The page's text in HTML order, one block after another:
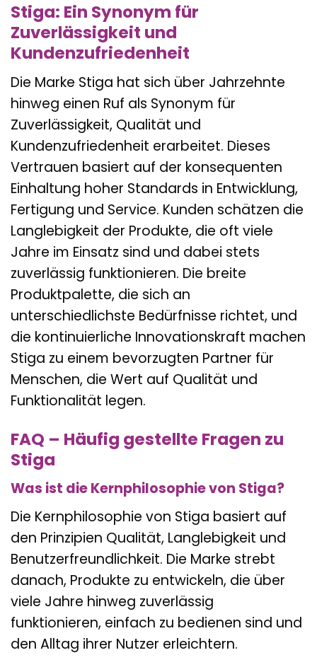
Stiga: Ein Synonym für
Zuverlässigkeit und
Kundenzufriedenheit
Die Marke Stiga hat sich über Jahrzehnte
hinweg einen Ruf als Synonym für
Zuverlässigkeit, Qualität und
Kundenzufriedenheit erarbeitet. Dieses
Vertrauen basiert auf der konsequenten
Einhaltung hoher Standards in Entwicklung,
Fertigung und Service. Kunden schätzen die
Langlebigkeit der Produkte, die oft viele
Jahre im Einsatz sind und dabei stets
zuverlässig funktionieren. Die breite
Produktpalette, die sich an
unterschiedlichste Bedürfnisse richtet, und
die kontinuierliche Innovationskraft machen
Stiga zu einem bevorzugten Partner für
Menschen, die Wert auf Qualität und
Funktionalität legen.
FAQ – Häufig gestellte Fragen zu
Stiga
Was ist die Kernphilosophie von Stiga?
Die Kernphilosophie von Stiga basiert auf
den Prinzipien Qualität, Langlebigkeit und
Benutzerfreundlichkeit. Die Marke strebt
danach, Produkte zu entwickeln, die über
viele Jahre hinweg zuverlässig
funktionieren, einfach zu bedienen sind und
den Alltag ihrer Nutzer erleichtern.